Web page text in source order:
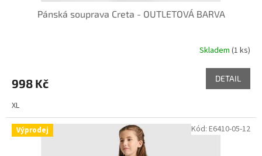
Pánská souprava Creta - OUTLETOVÁ BARVA
Skladem (1 ks)
998 Kč DETAIL
XL
Výprodej Kód: E6410-05-12